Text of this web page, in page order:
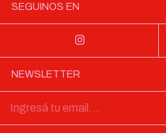
SEGUINOS EN
NEWSLETTER